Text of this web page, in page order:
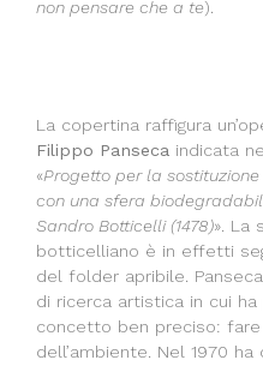
non pensare che a te).
La copertina raffigura
Filippo Panseca indicata
«Progetto per la
con una sfera
Sandro Botticelli (1478)». La
botticelliano è in effetti
del folder apribile.
di ricerca artistica in cui
concetto ben preciso:
dell’ambiente. Nel 1970 ha